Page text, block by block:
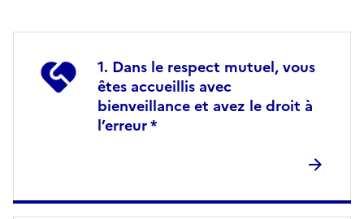
Dans le respect mutuel, vous
êtes accueillis avec
bienveillance et avez le droit à
l’erreur *